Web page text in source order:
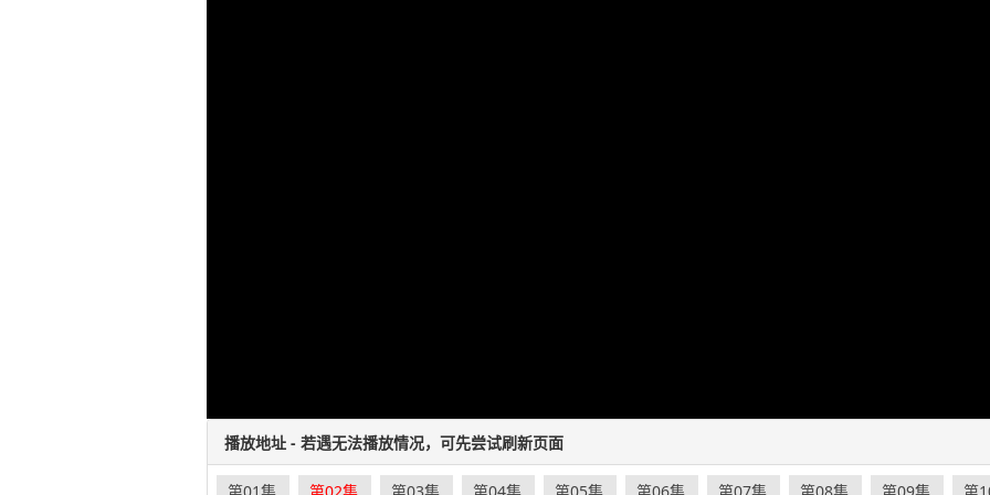
播放地址 - 若遇无法播放情况，可先尝试刷新页面